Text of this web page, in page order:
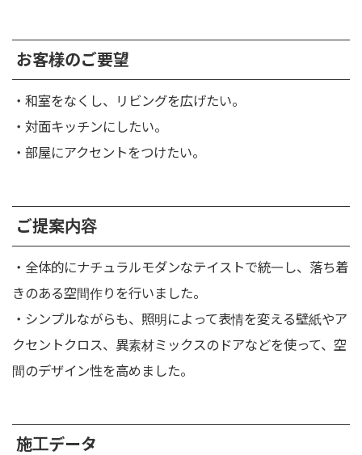
お客様のご要望
・和室をなくし、リビングを広げたい。
・対面キッチンにしたい。
・部屋にアクセントをつけたい。
ご提案内容
・全体的にナチュラルモダンなテイストで統一し、落ち着
きのある空間作りを行いました。
・シンプルながらも、照明によって表情を変える壁紙やア
クセントクロス、異素材ミックスのドアなどを使って、空
間のデザイン性を高めました。
施工データ